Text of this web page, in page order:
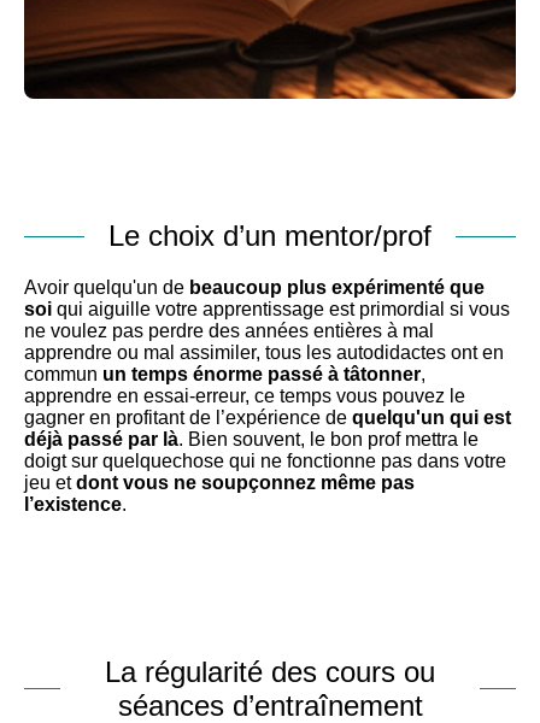
Le choix d’un mentor/prof
Avoir quelqu'un de beaucoup plus expérimenté que
soi qui aiguille votre apprentissage est primordial si vous
ne voulez pas perdre des années entières à mal
apprendre ou mal assimiler, tous les autodidactes ont en
commun un temps énorme passé à tâtonner,
apprendre en essai-erreur, ce temps vous pouvez le
gagner en profitant de l’expérience de quelqu'un qui est
déjà passé par là. Bien souvent, le bon prof mettra le
doigt sur quelquechose qui ne fonctionne pas dans votre
jeu etdont vous ne soupçonnez même pas
l’existence.
La régularité des cours ou
séances d’entraînement